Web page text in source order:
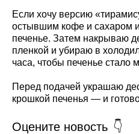
Если хочу версию
остывшим кофе и сахаром
печенье. Затем накрываю
пленкой и убираю в
часа, чтобы печенье стало
Перед подачей украшаю
крошкой печенья — и
Оцените новость